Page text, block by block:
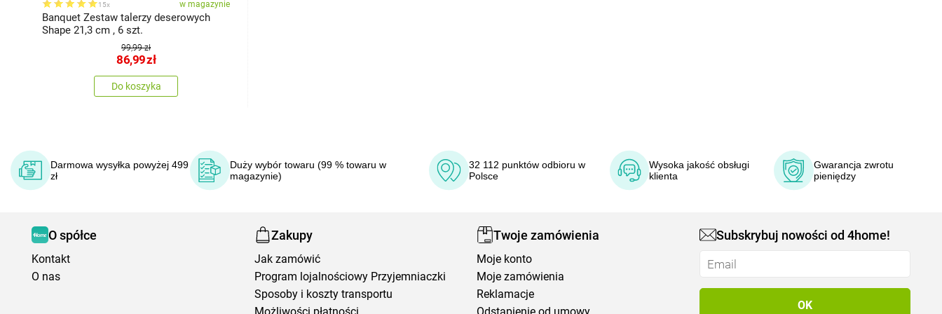
15x w magazynie
Banquet Zestaw talerzy deserowych
Shape 21,3 cm , 6 szt.
99,99 zł
86,99zł
Do koszyka
Darmowa wysyłka powyżej 499
zł
Duży wybór towaru (99 % towaru w
magazynie)
32 112 punktów odbioru w
Polsce
Wysoka jakość obsługi
klienta
Gwarancja zwrotu
pieniędzy
O spółce
Kontakt
O nas
Zakupy
Jak zamówić
Program lojalnościowy Przyjemniaczki
Sposoby i koszty transportu
Twoje zamówienia
Moje konto
Moje zamówienia
Reklamacje
Subskrybuj nowości od 4home!